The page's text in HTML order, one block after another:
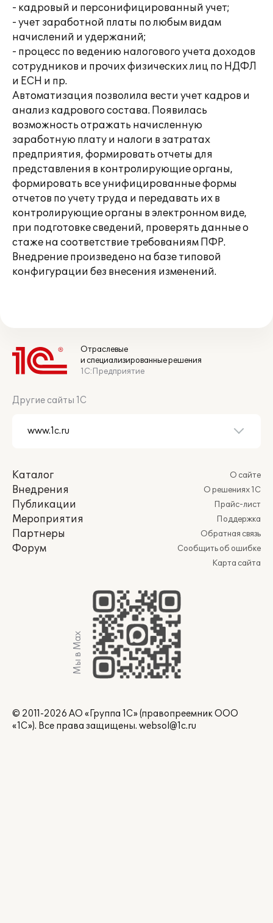
- кадровый и персонифицированный учет;
- учет заработной платы по любым видам
начислений и удержаний;
- процесс по ведению налогового учета доходов
сотрудников и прочих физических лиц по НДФЛ
и ЕСН и пр.
Автоматизация позволила вести учет кадров и
анализ кадрового состава. Появилась
возможность отражать начисленную
заработную плату и налоги в затратах
предприятия, формировать отчеты для
представления в контролирующие органы,
формировать все унифицированные формы
отчетов по учету труда и передавать их в
контролирующие органы в электронном виде,
при подготовке сведений, проверять данные о
стаже на соответствие требованиям ПФР.
Внедрение произведено на базе типовой
конфигурации без внесения изменений.
Отраслевые
и специализированные решения
1С:Предприятие
Другие сайты 1С
Каталог
Внедрения
Публикации
Мероприятия
Партнеры
Форум
О сайте
О решениях 1С
Прайс-лист
Поддержка
Обратная связь
Сообщить об ошибке
Карта сайта
Мы в Max
© 2011-2026 АО «Группа 1С» (правопреемник ООО
«1С»). Все права защищены. websol@1c.ru